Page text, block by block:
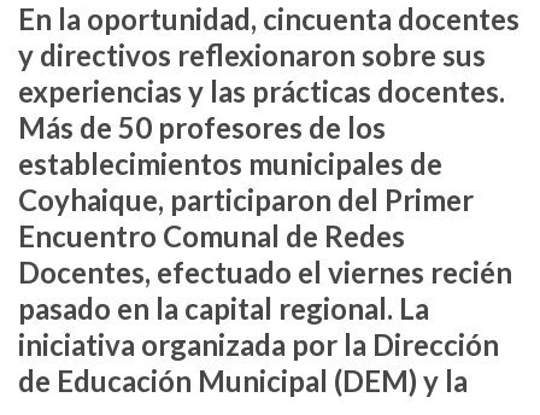
En la oportunidad, cincuenta docentes
y directivos reflexionaron sobre sus
experiencias y las prácticas docentes.
Más de 50 profesores de los
establecimientos municipales de
Coyhaique, participaron del Primer
Encuentro Comunal de Redes
Docentes, efectuado el viernes recién
pasado en la capital regional. La
iniciativa organizada por la Dirección
de Educación Municipal (DEM) y la